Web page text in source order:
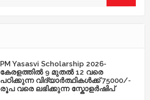
PM Yasasvi Scholarship 2026-
കേരളത്തിൽ 9 മുതൽ 12 വരെ
പഠിക്കുന്ന വിദ്യാർത്ഥികൾക്ക് 75000/-
രൂപ വരെ ലഭിക്കുന്ന സ്കോളർഷിപ്